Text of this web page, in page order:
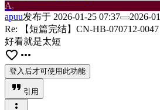
A p
apuu发布于 2026-01-25 07:37
2026-
Re: 【短篇完结】CN-HB-070712-0047
好看就是太短
favorite_border more_horiz
登入后才可使用此功能
format_quote 引用